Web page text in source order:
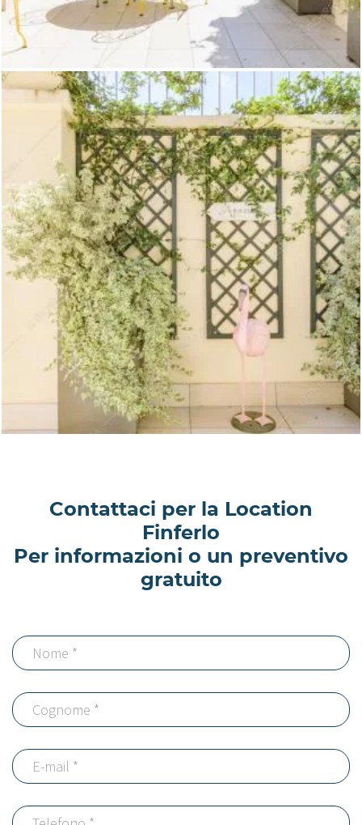
Contattaci per la Location
Finferlo
Per informazioni o un preventivo
gratuito